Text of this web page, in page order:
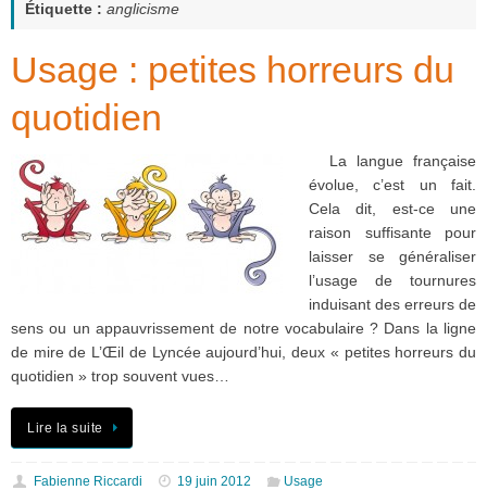
Étiquette : anglicisme
Usage : petites horreurs du
quotidien
La langue française
évolue, c’est un fait.
Cela dit, est-ce une
raison suffisante pour
laisser se généraliser
l’usage de tournures
induisant des erreurs de
sens ou un appauvrissement de notre vocabulaire ? Dans la ligne
de mire de L’Œil de Lyncée aujourd’hui, deux « petites horreurs du
quotidien » trop souvent vues…
Lire la suite
Fabienne Riccardi 19 juin 2012
Usage